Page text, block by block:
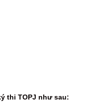
thi TOPJ như sau: